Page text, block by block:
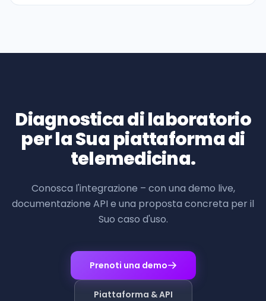
Diagnostica di laboratorio
per la Sua piattaforma di
telemedicina.
Conosca l'integrazione – con una demo live,
documentazione API e una proposta concreta per il
Suo caso d'uso.
Prenoti una demo
Piattaforma & API